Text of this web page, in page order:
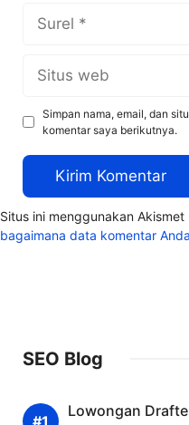
web
Simpan nama, email, dan
komentar saya berikutnya.
Situs ini menggunakan
bagaimana data komentar
SEO Blog
Lowongan